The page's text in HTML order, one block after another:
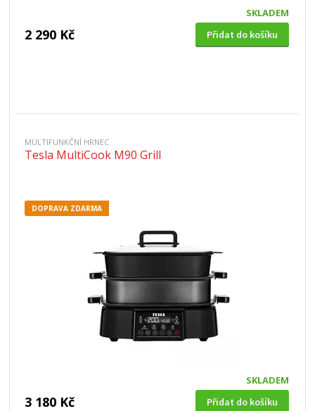
SKLADEM
2 290 Kč Přidat do košíku
MULTIFUNKČNÍ HRNEC
Tesla MultiCook M90 Grill
DOPRAVA ZDARMA
SKLADEM
3 180 Kč Přidat do košíku